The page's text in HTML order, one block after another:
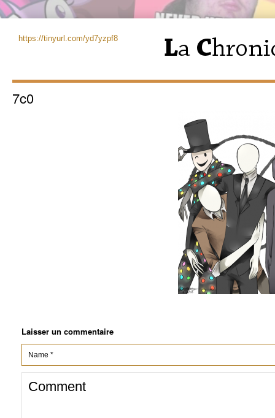
https://tinyurl.com/yd7yzpf8
7c0
Laisser un commentaire